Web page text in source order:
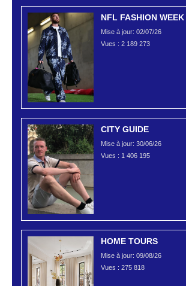
NFL FASHION WEEK
Mise à jour: 02/07/26
Vues : 2 189 273
CITY GUIDE
Mise à jour: 30/06/26
Vues : 1 406 195
HOME TOURS
Mise à jour: 09/08/26
Vues : 275 818